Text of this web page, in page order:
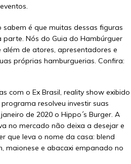
é que muitas dessas figuras
Nós do Guia do Hambúrguer
de atores, apresentadores e
próprias hamburguerias. Confira:
com o Ex Brasil, reality show exibido
resolveu investir suas
de 2020 o Hippo´s Burger. A
no mercado não deixa a desejar e
que leva o nome da casa: blend
maionese e abacaxi empanado no